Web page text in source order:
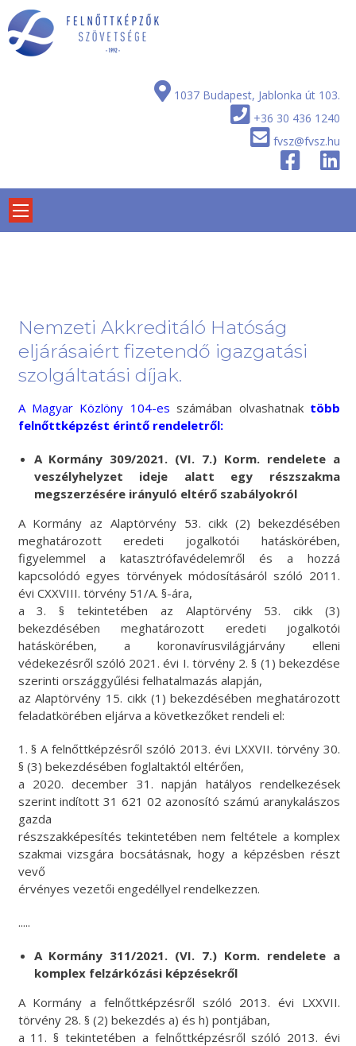
Skip
to
content
1037 Budapest, Jablonka út 103.
+36 30 436 1240
fvsz@fvsz.hu
Nemzeti Akkreditáló Hatóság
eljárásaiért fizetendő igazgatási
szolgáltatási díjak.
A Magyar Közlöny 104-es számában olvashatnak több
felnőttképzést érintő rendeletről:
A Kormány 309/2021. (VI. 7.) Korm. rendelete a
veszélyhelyzet ideje alatt egy részszakma
megszerzésére irányuló eltérő szabályokról
A Kormány az Alaptörvény 53. cikk (2) bekezdésében
meghatározott eredeti jogalkotói hatáskörében,
figyelemmel a katasztrófavédelemről és a hozzá
kapcsolódó egyes törvények módosításáról szóló 2011.
évi CXXVIII. törvény 51/A. §-ára,
a 3. § tekintetében az Alaptörvény 53. cikk (3)
bekezdésében meghatározott eredeti jogalkotói
hatáskörében, a koronavírusvilágjárvány elleni
védekezésről szóló 2021. évi I. törvény 2. § (1) bekezdése
szerinti országgyűlési felhatalmazás alapján,
az Alaptörvény 15. cikk (1) bekezdésében meghatározott
feladatkörében eljárva a következőket rendeli el:
1. § A felnőttképzésről szóló 2013. évi LXXVII. törvény 30.
§ (3) bekezdésében foglaltaktól eltérően,
a 2020. december 31. napján hatályos rendelkezések
szerint indított 31 621 02 azonosító számú aranykalászos
gazda
részszakképesítés tekintetében nem feltétele a komplex
szakmai vizsgára bocsátásnak, hogy a képzésben részt
vevő
érvényes vezetői engedéllyel rendelkezzen.
.....
A Kormány 311/2021. (VI. 7.) Korm. rendelete a
komplex felzárkózási képzésekről
A Kormány a felnőttképzésről szóló 2013. évi LXXVII.
törvény 28. § (2) bekezdés a) és h) pontjában,
a 11. § tekintetében a felnőttképzésről szóló 2013. évi